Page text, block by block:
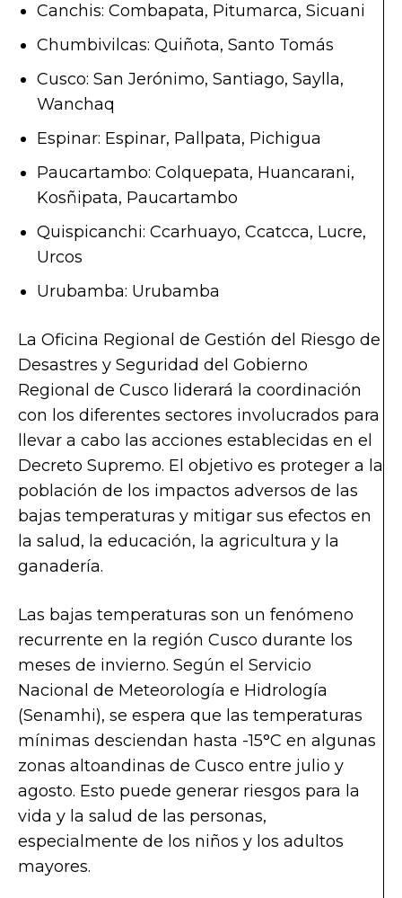
Canchis: Combapata, Pitumarca, Sicuani
Chumbivilcas: Quiñota, Santo Tomás
Cusco: San Jerónimo, Santiago, Saylla,
Wanchaq
Espinar: Espinar, Pallpata, Pichigua
Paucartambo: Colquepata, Huancarani,
Kosñipata, Paucartambo
Quispicanchi: Ccarhuayo, Ccatcca, Lucre,
Urcos
Urubamba: Urubamba
La Oficina Regional de Gestión del Riesgo de
Desastres y Seguridad del Gobierno
Regional de Cusco liderará la coordinación
con los diferentes sectores involucrados para
llevar a cabo las acciones establecidas en el
Decreto Supremo. El objetivo es proteger a la
población de los impactos adversos de las
bajas temperaturas y mitigar sus efectos en
la salud, la educación, la agricultura y la
ganadería.
Las bajas temperaturas son un fenómeno
recurrente en la región Cusco durante los
meses de invierno. Según el Servicio
Nacional de Meteorología e Hidrología
(Senamhi), se espera que las temperaturas
mínimas desciendan hasta -15°C en algunas
zonas altoandinas de Cusco entre julio y
agosto. Esto puede generar riesgos para la
vida y la salud de las personas,
especialmente de los niños y los adultos
mayores.